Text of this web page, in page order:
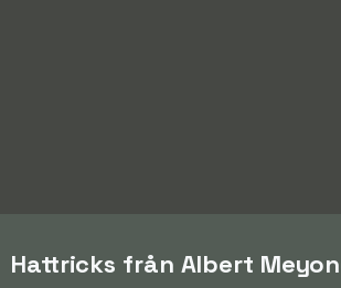
Hattricks från Albert